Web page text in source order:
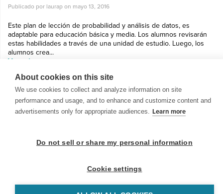
Publicado por laurap on mayo 13, 2016
Este plan de lección de probabilidad y análisis de datos, es
adaptable para educación básica y media. Los alumnos revisarán
estas habilidades a través de una unidad de estudio. Luego, los
alumnos crea...
Ver más »
About cookies on this site
We use cookies to collect and analyze information on site
performance and usage, and to enhance and customize content and
advertisements only for appropriate audiences. Learn more
Do not sell or share my personal information
Cookie settings